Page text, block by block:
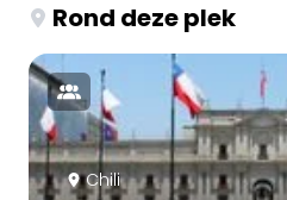
Rond deze plek
Chili